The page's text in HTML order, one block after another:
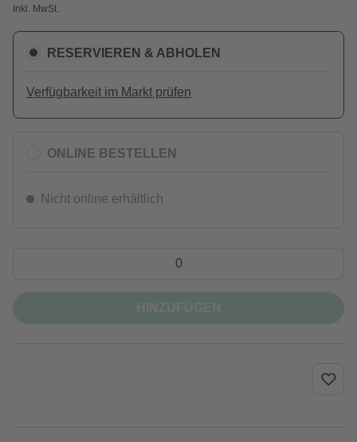
Inkl. MwSt.
RESERVIEREN & ABHOLEN
Verfügbarkeit im Markt prüfen
ONLINE BESTELLEN
Nicht online erhältlich